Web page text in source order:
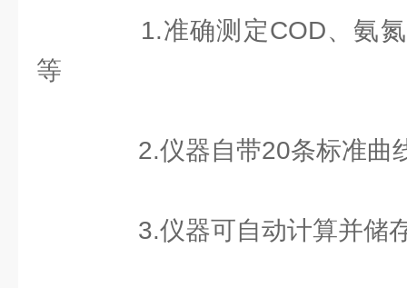
1.准确测定COD、氨氮
等
2.仪器自带20条标准曲
3.仪器可自动计算并储